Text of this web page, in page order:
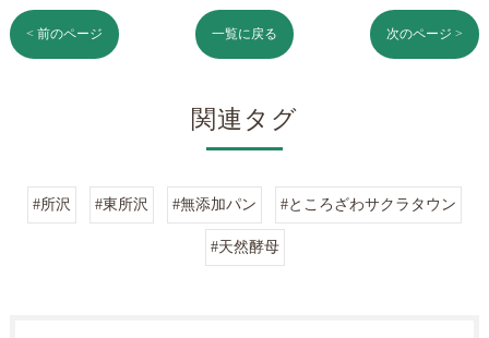
< 前のページ 一覧に戻る 次のページ >
関連タグ
#所沢 #東所沢 #無添加パン #ところざわサクラタウン
#天然酵母